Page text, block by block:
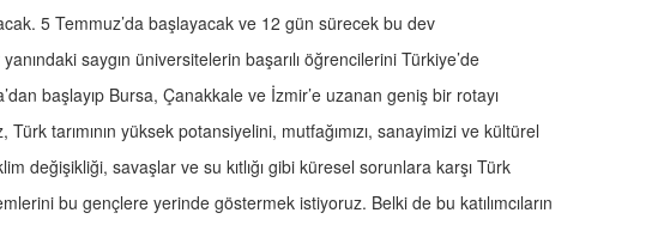
5 Temmuz’da başlayacak ve 12 gün sürecek bu dev
saygın üniversitelerin başarılı öğrencilerini Türkiye’de
başlayıp Bursa, Çanakkale ve İzmir’e uzanan geniş bir rotayı
Türk tarımının yüksek potansiyelini, mutfağımızı, sanayimizi ve kültürel
değişikliği, savaşlar ve su kıtlığı gibi küresel sorunlara karşı Türk
bu gençlere yerinde göstermek istiyoruz. Belki de bu katılımcıların